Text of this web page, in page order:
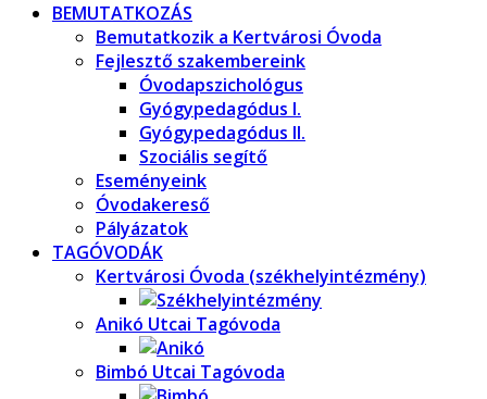
BEMUTATKOZÁS
Bemutatkozik a Kertvárosi Óvoda
Fejlesztő szakembereink
Óvodapszichológus
Gyógypedagódus I.
Gyógypedagódus II.
Szociális segítő
Eseményeink
Óvodakereső
Pályázatok
TAGÓVODÁK
Kertvárosi Óvoda (székhelyintézmény)
Anikó Utcai Tagóvoda
Bimbó Utcai Tagóvoda